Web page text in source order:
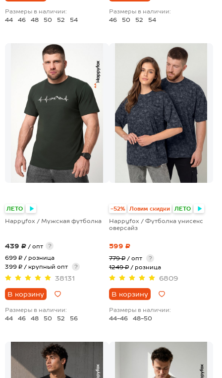
Размеры в наличии:
44
46 48 50 52 54
Размеры в наличии:
46
50 52 54
ЛЕТО
Happyfox / Мужская футболка
439 ₽ / опт
?
699 ₽ / розница
399 ₽ / крупный опт
?
38131
В корзину
Размеры в наличии:
44
46 48 50 52 56
-52% Ловим скидки ЛЕТО
Happyfox / Футболка унисекс
оверсайз
599 ₽
779 ₽ / опт
?
1249 ₽ / розница
6809
В корзину
Размеры в наличии:
44-46
48-50